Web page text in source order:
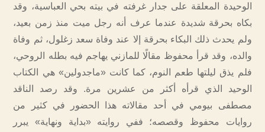
الوحيدة المعلقة على جدار غرفته في بيته بحي العباسية، وقد
بكاه بحرقة شديدة عندما عرف أنه رجل ميت منذ زمن بعيد،
ولم يحدث ذلك البكاء بحرقة إلا عند وفاة سعد زغلول، ثم وفاة
والده، وقد قرأ محفوظ مقالًا للمازني يهاجم فيه بطله الروحي،
فلم يذق ليلتها طعم النوم، كما كانت «ماجدولين» هي الكتاب
الوحيد الذي قرأه أكثر من عشرين مرة. وقد رصد الناقد
مصطفى بيومي في أحد مقالاته هذا الحضور في كثير من
روايات محفوظ وقصصه؛ ففي روايته «بداية ونهاية» يبرر